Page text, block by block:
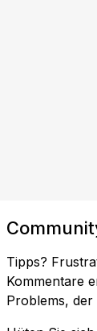
Tipps?
Kommentare
Problems, der